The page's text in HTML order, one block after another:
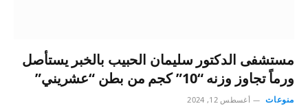
مستشفى الدكتور سليمان الحبيب بالخبر يستأصل
ورماً تجاوز وزنه “10” كجم من بطن “عشريني”
منوعات أغسطس 12, 2024